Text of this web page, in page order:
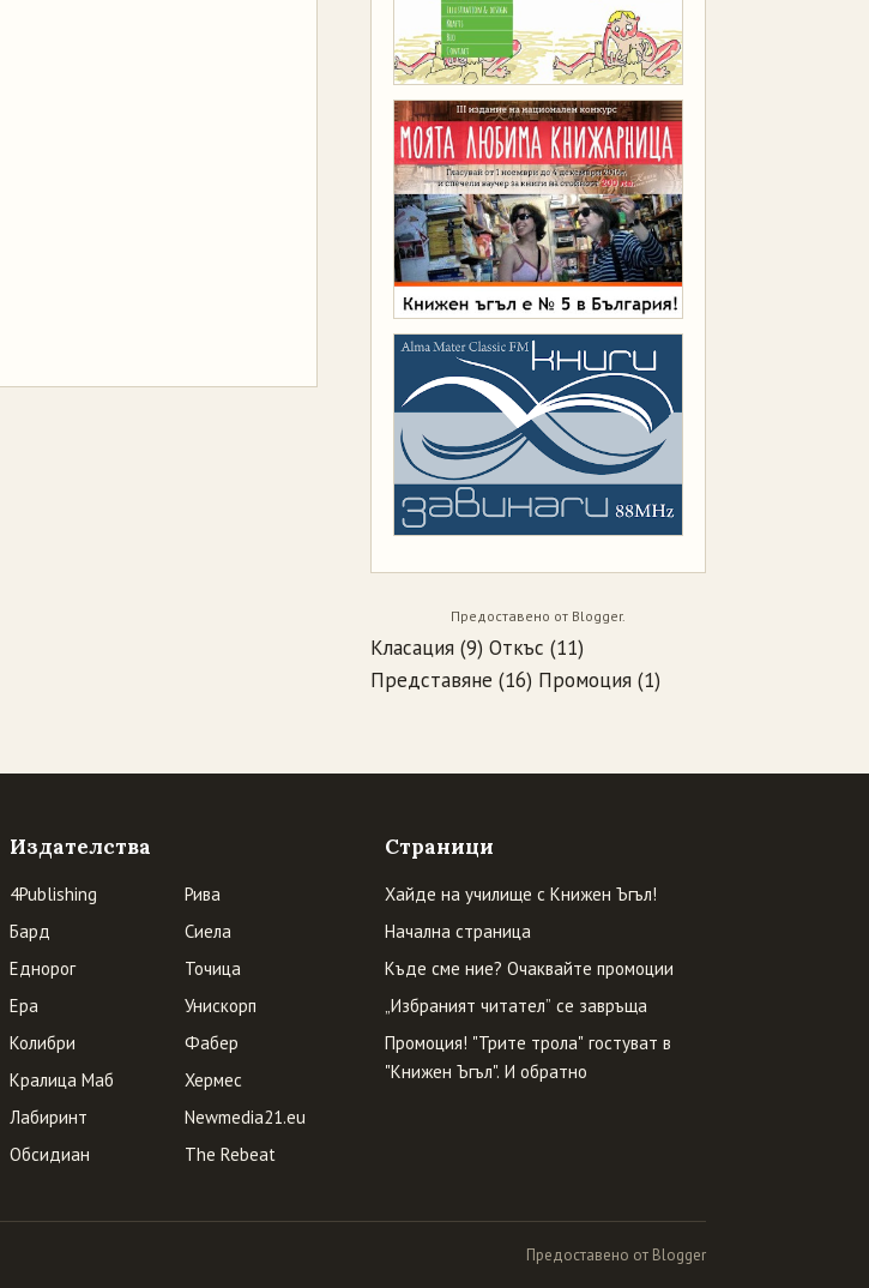
Предоставено от Blogger.
Класация (9) Откъс (11)
Представяне (16) Промоция (1)
Издателства
4Publishing
Бард
Еднорог
Ера
Колибри
Кралица Маб
Лабиринт
Обсидиан
Рива
Сиела
Точица
Унискорп
Фабер
Хермес
Newmedia21.eu
The Rebeat
Страници
Хайде на училище с Книжен Ъгъл!
Начална страница
Къде сме ние? Очаквайте промоции
„Избраният читател” се завръща
Промоция! "Трите трола" гостуват в
"Книжен Ъгъл". И обратно
Предоставено от Blogger